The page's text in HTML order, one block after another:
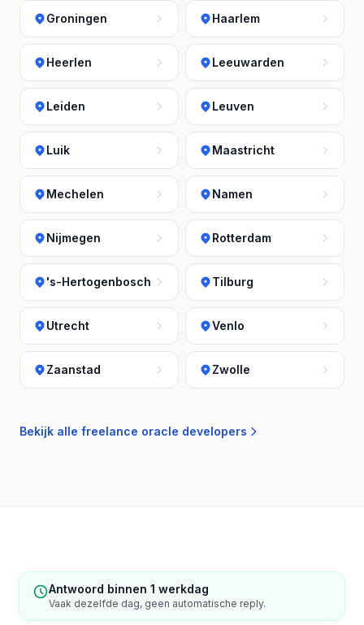
Groningen Haarlem
Heerlen Leeuwarden
Leiden Leuven
Luik Maastricht
Mechelen Namen
Nijmegen Rotterdam
's-Hertogenbosch Tilburg
Utrecht Venlo
Zaanstad Zwolle
Bekijk alle freelance oracle developers
Antwoord binnen 1 werkdag
Vaak dezelfde dag, geen automatische reply.